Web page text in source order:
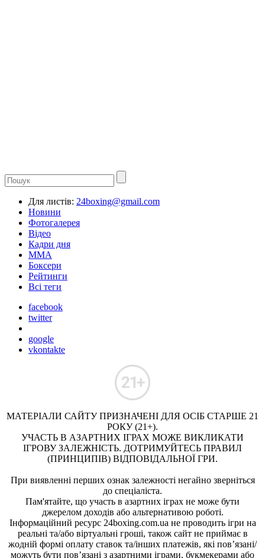
Для листів: 24boxing@gmail.com
Новини
Фотогалерея
Відео
Кадри дня
ММА
Боксери
Рейтинги
Всі теги
facebook
twitter
google
vkontakte
МАТЕРІАЛИ САЙТУ ПРИЗНАЧЕНІ ДЛЯ ОСІБ СТАРШЕ 21
РОКУ (21+).
УЧАСТЬ В АЗАРТНИХ ІГРАХ МОЖЕ ВИКЛИКАТИ
ІГРОВУ ЗАЛЕЖНІСТЬ. ДОТРИМУЙТЕСЬ ПРАВИЛ
(ПРИНЦИПІВ) ВІДПОВІДАЛЬНОЇ ГРИ.
При виявленні перших ознак залежності негайно зверніться
до спеціаліста.
Пам'ятайте, що участь в азартних іграх не може бути
джерелом доходів або альтернативою роботі.
Інформаційний ресурс 24boxing.com.ua не проводить ігри на
реальні та/або віртуальні гроші, також сайт не приймає в
жодній формі оплату ставок та/інших платежів, які пов’язані/
можуть бути пов’язані з азартними іграми, букмекерами або